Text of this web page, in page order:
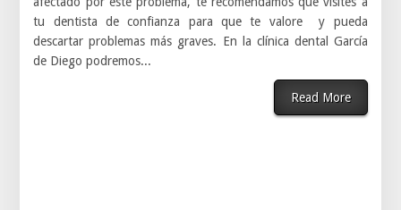
tu dentista de confianza para que te valore y pueda
descartar problemas más graves. En la clínica dental García
de Diego podremos...
Read More